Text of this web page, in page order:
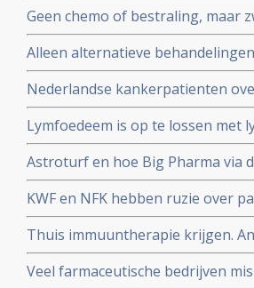
activering van immuunsysteem
Geen chemo of bestraling, maar
kiezen voor niet toxische
Alleen alternatieve
hoger maken dan reguliere
Nederlandse kankerpatienten
Ross in Bracht Duitsland.
Lymfoedeem is op te lossen met
borstkankerpatient Mirjam
Astroturf en hoe Big Pharma via
misleidt en manipuleert. Zie de
KWF en NFK hebben ruzie over
dupe te worden van machtstrijd
Thuis immuuntherapie krijgen.
met immuuntherapie voor
Veel farmaceutische bedrijven